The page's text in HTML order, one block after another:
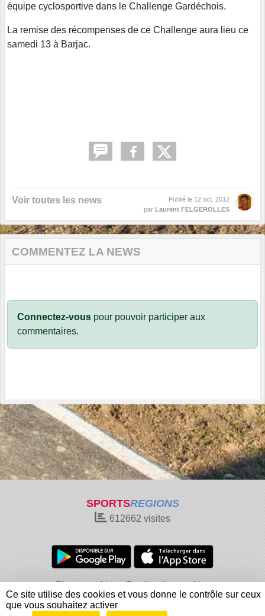
équipe cyclosportive dans le Challenge Gardéchois.
La remise des récompenses de ce Challenge aura lieu ce
samedi 13 à Barjac.
Voir toutes les news Publié le 12 oct. 2012
par Laurent FELGEROLLES
COMMENTEZ LA NEWS
Connectez-vous pour pouvoir participer aux
commentaires.
SPORTSREGIONS
612662 visites
Charte cookies
Gestion des cookies
Informations légales
Signaler un contenu inapproprié
Ce site utilise des cookies et vous donne le contrôle sur ceux
que vous souhaitez activer